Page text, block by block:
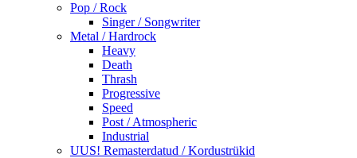
Pop / Rock
Singer / Songwriter
Metal / Hardrock
Heavy
Death
Thrash
Progressive
Speed
Post / Atmospheric
Industrial
UUS! Remasterdatud / Kordustrükid